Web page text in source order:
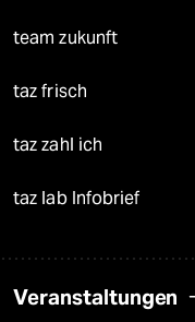
team zukunft
taz frisch
taz zahl ich
taz lab Infobrief
Veranstaltungen